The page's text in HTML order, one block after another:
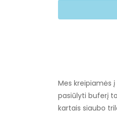
Mes kreipiamės
pasiūlyti buferį
kartais siaubo